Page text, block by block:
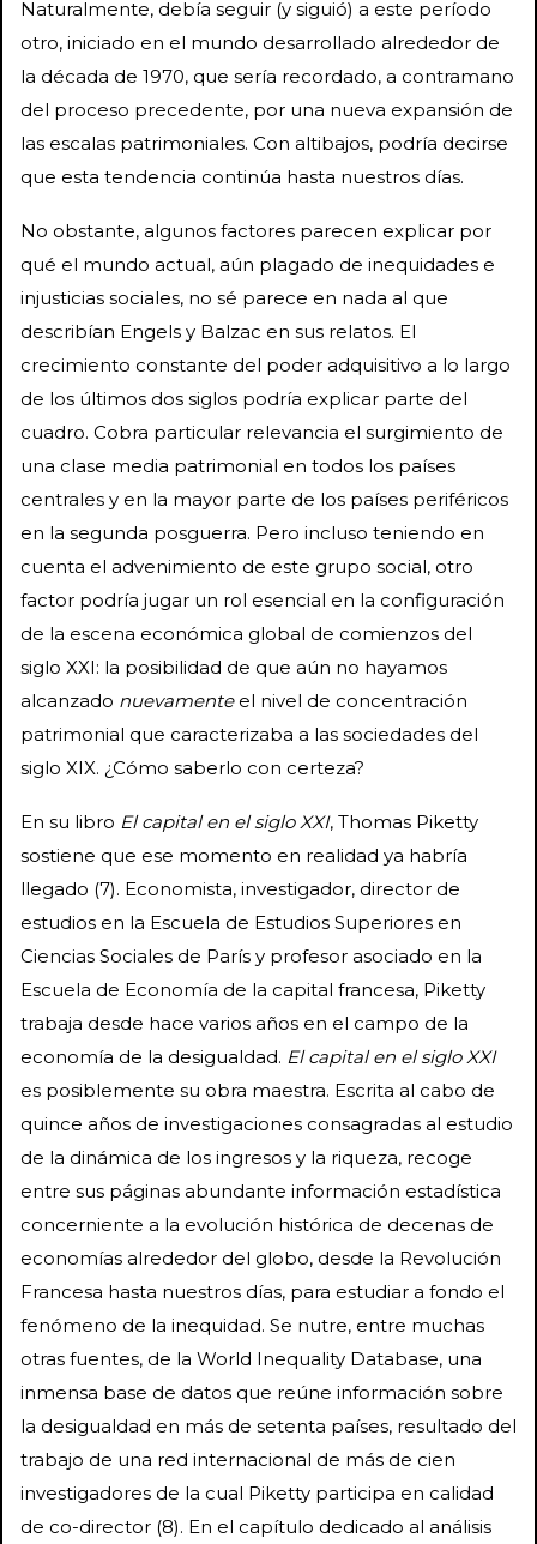
Naturalmente, debía seguir (y siguió) a este período
otro, iniciado en el mundo desarrollado alrededor de
la década de 1970, que sería recordado, a contramano
del proceso precedente, por una nueva expansión de
las escalas patrimoniales. Con altibajos, podría decirse
que esta tendencia continúa hasta nuestros días.
No obstante, algunos factores parecen explicar por
qué el mundo actual, aún plagado de inequidades e
injusticias sociales, no sé parece en nada al que
describían Engels y Balzac en sus relatos. El
crecimiento constante del poder adquisitivo a lo largo
de los últimos dos siglos podría explicar parte del
cuadro. Cobra particular relevancia el surgimiento de
una clase media patrimonial en todos los países
centrales y en la mayor parte de los países periféricos
en la segunda posguerra. Pero incluso teniendo en
cuenta el advenimiento de este grupo social, otro
factor podría jugar un rol esencial en la configuración
de la escena económica global de comienzos del
siglo XXI: la posibilidad de que aún no hayamos
alcanzado nuevamenteel nivel de concentración
patrimonial que caracterizaba a las sociedades del
siglo XIX. ¿Cómo saberlo con certeza?
En su libro El capital en el siglo XXI, Thomas Piketty
sostiene que ese momento en realidad ya habría
llegado (7). Economista, investigador, director de
estudios en la Escuela de Estudios Superiores en
Ciencias Sociales de París y profesor asociado en la
Escuela de Economía de la capital francesa, Piketty
trabaja desde hace varios años en el campo de la
economía de la desigualdad. El capital en el siglo XXI
es posiblemente su obra maestra. Escrita al cabo de
quince años de investigaciones consagradas al estudio
de la dinámica de los ingresos y la riqueza, recoge
entre sus páginas abundante información estadística
concerniente a la evolución histórica de decenas de
economías alrededor del globo, desde la Revolución
Francesa hasta nuestros días, para estudiar a fondo el
fenómeno de la inequidad. Se nutre, entre muchas
otras fuentes, de la World Inequality Database, una
inmensa base de datos que reúne información sobre
la desigualdad en más de setenta países, resultado del
trabajo de una red internacional de más de cien
investigadores de la cual Piketty participa en calidad
de co-director (8). En el capítulo dedicado al análisis